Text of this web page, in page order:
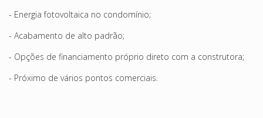
- Energia fotovoltaica no condomínio;
- Acabamento de alto padrão;
- Opções de financiamento próprio direto com a construtora;
- Próximo de vários pontos comerciais.